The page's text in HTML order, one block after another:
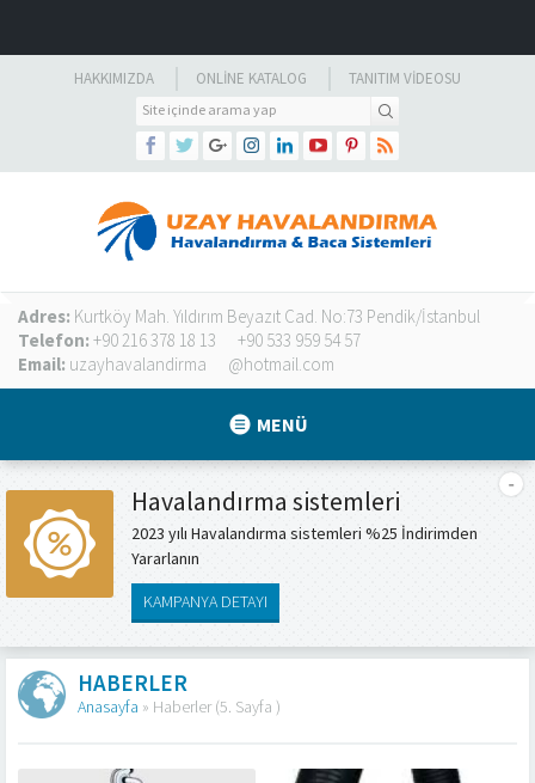
HAKKIMIZDA ONLINE KATALOG TANITIM VIDEOSU
Adres: Kurtköy Mah. Yıldırım Beyazıt Cad. No:73 Pendik/İstanbul
Telefon: +90 216 378 18 13
+90 533 959 54 57
Email: uzayhavalandirma @hotmail.com
MENÜ
Havalandırma sistemleri
2023 yılı Havalandırma sistemleri %25 İndirimden
Yararlanın
KAMPANYA DETAYI
HABERLER
Anasayfa » Haberler(5. Sayfa )